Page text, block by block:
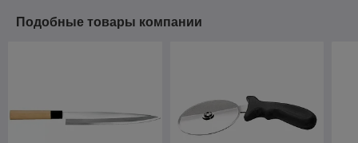
Подобные товары компании